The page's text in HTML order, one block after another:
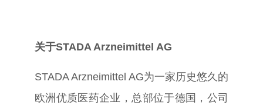
关于STADA Arzneimittel AG
STADA Arzneimittel AG为一家历史悠久的
欧洲优质医药企业，总部位于德国，公司